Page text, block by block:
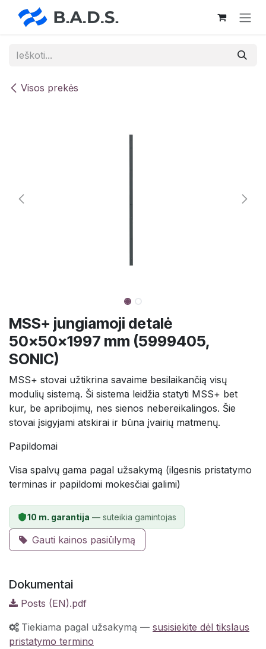
Skip to Content
Visos prekės
MSS+ jungiamoji detalė
50×50×1997 mm (5999405,
SONIC)
MSS+ stovai užtikrina savaime besilaikančią visų
modulių sistemą. Ši sistema leidžia statyti MSS+ bet
kur, be apribojimų, nes sienos nebereikalingos. Šie
stovai įsigyjami atskirai ir būna įvairių matmenų.
Papildomai
Visa spalvų gama pagal užsakymą (ilgesnis pristatymo
terminas ir papildomi mokesčiai galimi)
10 m. garantija — suteikia gamintojas
Gauti kainos pasiūlymą
Dokumentai
Posts (EN).pdf
Tiekiama pagal užsakymą — susisiekite dėl tikslaus
pristatymo termino